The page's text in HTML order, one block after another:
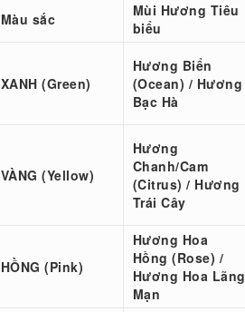
Màu sắc
Mùi Hương Tiêu
biểu
XANH (Green)
Hương Biển
(Ocean) / Hương
Bạc Hà
VÀNG (Yellow)
Hương
Chanh/Cam
(Citrus) / Hương
Trái Cây
HỒNG (Pink)
Hương Hoa
Hồng (Rose) /
Hương Hoa Lãng
Mạn